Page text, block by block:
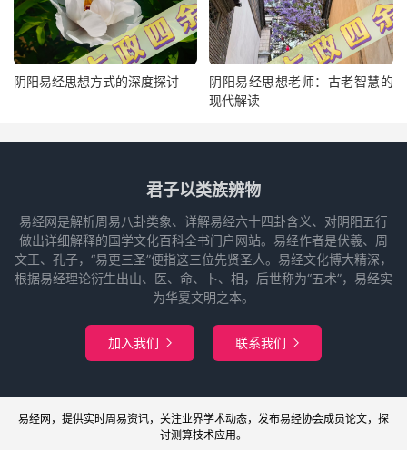
阴阳易经思想方式的深度探讨
阴阳易经思想老师：古老智慧的
现代解读
君子以类族辨物
易经网是解析周易八卦类象、详解易经六十四卦含义、对阴阳五行
做出详细解释的国学文化百科全书门户网站。易经作者是伏羲、周
文王、孔子，“易更三圣”便指这三位先贤圣人。易经文化博大精深，
根据易经理论衍生出山、医、命、卜、相，后世称为“五术”，易经实
为华夏文明之本。
加入我们  联系我们 
易经网 ，提供实时周易资讯，关注业界学术动态，发布易经协会成员论文，探
讨测算技术应用。